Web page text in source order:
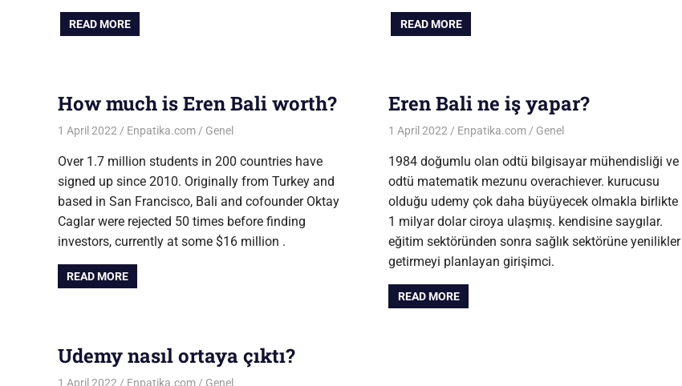
READ MORE READ MORE
How much is Eren Bali worth?
1 April 2022 Enpatika.com Genel
Over 1.7 million students in 200 countries have
signed up since 2010. Originally from Turkey and
based in San Francisco, Bali and cofounder Oktay
Caglar were rejected 50 times before finding
investors, currently at some $16 million .
READ MORE
Eren Bali ne iş yapar?
1 April 2022 Enpatika.com Genel
1984 doğumlu olan odtü bilgisayar mühendisliği ve
odtü matematik mezunu overachiever. kurucusu
olduğu udemy çok daha büyüyecek olmakla birlikte
1 milyar dolar ciroya ulaşmış. kendisine saygılar.
eğitim sektöründen sonra sağlık sektörüne yenilikler
getirmeyi planlayan girişimci.
READ MORE
Udemy nasıl ortaya çıktı?
1 April 2022 Enpatika.com Genel